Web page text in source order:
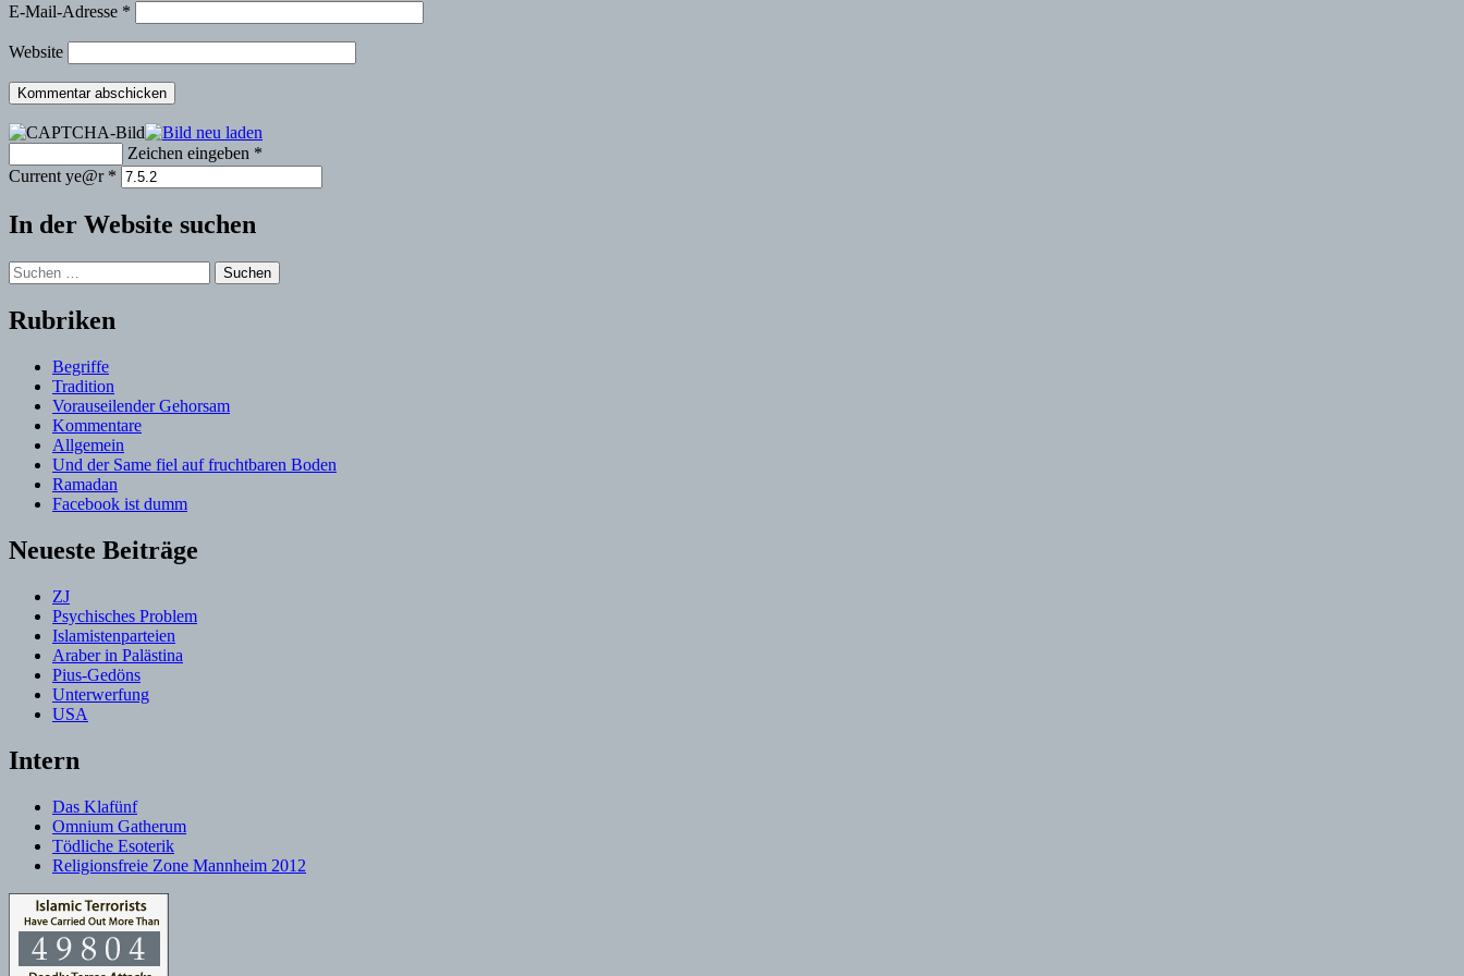
E-Mail-Adresse *
Website
Zeichen eingeben *
Current ye@r *
In der Website suchen
Suchen
nach:
Rubriken
Begriffe
Tradition
Vorauseilender Gehorsam
Kommentare
Allgemein
Und der Same fiel auf fruchtbaren Boden
Ramadan
Facebook ist dumm
Neueste Beiträge
ZJ
Psychisches Problem
Islamistenparteien
Araber in Palästina
Pius-Gedöns
Unterwerfung
USA
Intern
Das Klafünf
Omnium Gatherum
Tödliche Esoterik
Religionsfreie Zone Mannheim 2012